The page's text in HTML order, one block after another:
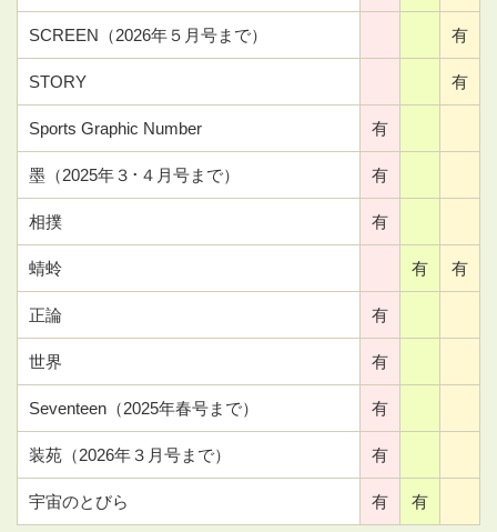
SCREEN（2026年５月号まで） 有
STORY 有
Sports Graphic Number 有
墨（2025年３･４月号まで） 有
相撲 有
蜻蛉 有 有
正論 有
世界 有
Seventeen（2025年春号まで） 有
装苑（2026年３月号まで） 有
宇宙のとびら 有 有